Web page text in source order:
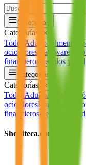
Categorías
Categorías ✕
Todos Adulto
ocio Flores Hardware y
financieros
Regalos y
Categorías
Categorías ✕
TodosAdulto
ocio FloresHardware y
financieros Regalos y
Shopiteca.com